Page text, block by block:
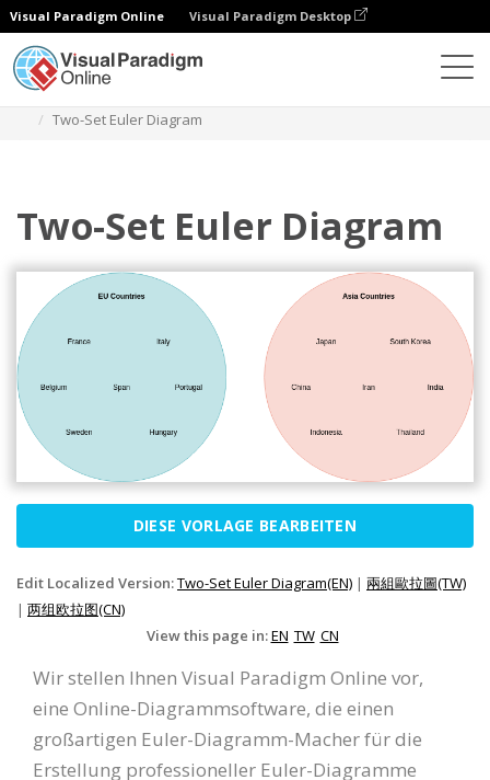
Visual Paradigm Online Visual Paradigm Desktop
Two-Set Euler Diagram
Two-Set Euler Diagram
DIESE VORLAGE BEARBEITEN
Edit Localized Version:Two-Set Euler Diagram(EN) | 兩組歐拉圖(TW)
| 两组欧拉图(CN)
View this page in:EN TW CN
Wir stellen Ihnen Visual Paradigm Online vor,
eine Online-Diagrammsoftware, die einen
großartigen Euler-Diagramm-Macher für die
Erstellung professioneller Euler-Diagramme